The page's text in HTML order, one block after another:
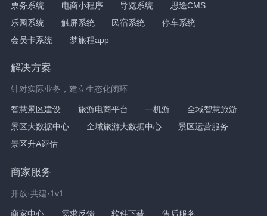
票务系统 电商小程序 导览系统
思途CMS
乐园系统
触屏系统 民宿系统
停车系统
会员卡系统
梦旅程app
解决方案
针对实际业务，建立生态化闭环
智慧景区建设 旅游电商平台 一机游
全域智慧旅游
景区大数据中心
全域旅游大数据中心
景区运营服务
景区升A评估
商家服务
开放·共建·1v1
商家中心 需求反馈 软件下载 售后服务